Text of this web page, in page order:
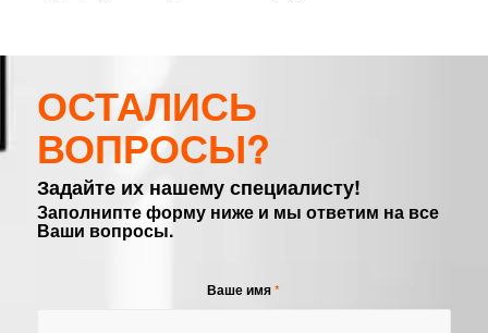
ОСТАЛИСЬ
ВОПРОСЫ?
Задайте их нашему специалисту!
Заполнипте форму ниже и мы ответим на все
Ваши вопросы.
Ваше имя*